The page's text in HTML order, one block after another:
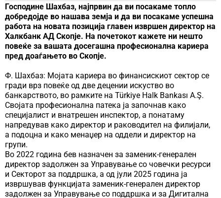
Господине Шахбаз, најпрвин да ви посакаме топло
добредојде во нашава земја и да ви посакаме успешна
работа на новата позиција главен извршен директор на
Халкбанк АД Скопје. На почетокот кажете ни нешто
повеќе за вашата досегашна професионална кариера
пред доаѓањето во Скопје.
Ф. Шахбаз: Мојата кариера во финансискиот сектор се
гради врз повеќе од две децении искуство во
банкарството, во рамките на Türkiye Halk Bankası A.Ş.
Својата професионална патека ја започнав како
специјалист и внатрешен инспектор, а понатаму
напредував како директор и раководител на филијали,
а подоцна и како менаџер на оддели и директор на
групи.
Во 2022 година бев назначен за заменик-генерален
директор задолжен за Управување со човечки ресурси
и Секторот за поддршка, а од јули 2025 година ја
извршував функцијата заменик-генерален директор
задолжен за Управување со поддршка и за Дигитална